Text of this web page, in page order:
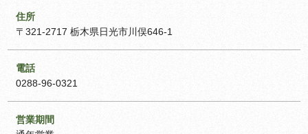
住所
〒321-2717 栃木県日光市川俣646-1
電話
0288-96-0321
営業期間